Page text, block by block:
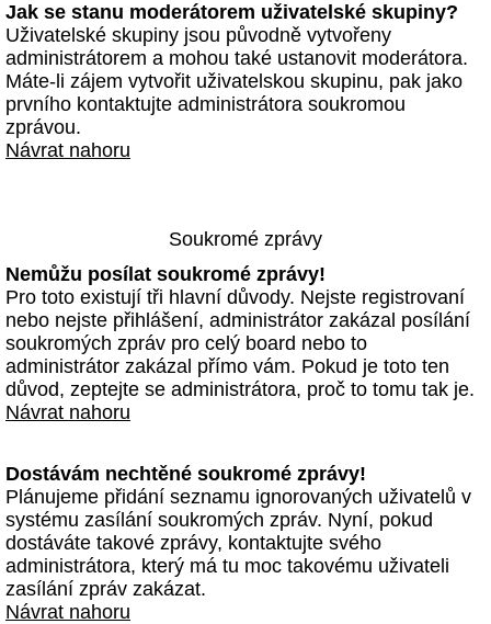
Jak se stanu moderátorem uživatelské skupiny?
Uživatelské skupiny jsou původně vytvořeny
administrátorem a mohou také ustanovit moderátora.
Máte-li zájem vytvořit uživatelskou skupinu, pak jako
prvního kontaktujte administrátora soukromou
zprávou.
Návrat nahoru
Soukromé zprávy
Nemůžu posílat soukromé zprávy!
Pro toto existují tři hlavní důvody. Nejste registrovaní
nebo nejste přihlášení, administrátor zakázal posílání
soukromých zpráv pro celý board nebo to
administrátor zakázal přímo vám. Pokud je toto ten
důvod, zeptejte se administrátora, proč to tomu tak je.
Návrat nahoru
Dostávám nechtěné soukromé zprávy!
Plánujeme přidání seznamu ignorovaných uživatelů v
systému zasílání soukromých zpráv. Nyní, pokud
dostáváte takové zprávy, kontaktujte svého
administrátora, který má tu moc takovému uživateli
zasílání zpráv zakázat.
Návrat nahoru